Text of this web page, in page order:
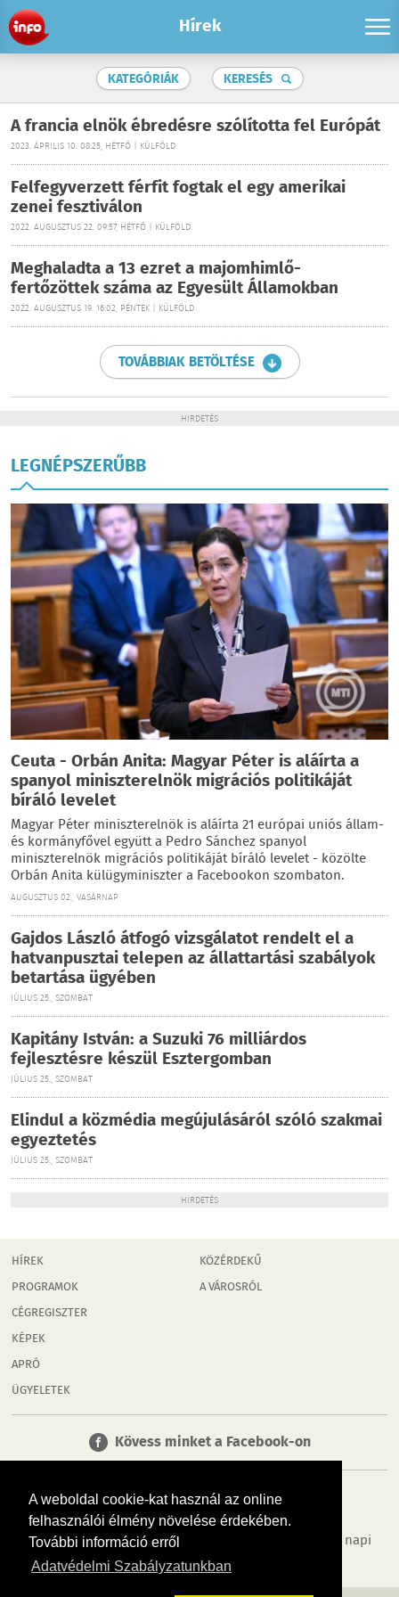
A weboldal cookie-kat használ az online
felhasználói élmény növelése érdekében.
További információ erről
Adatvédelmi Szabályzatunkban
Hírek
KATEGÓRIÁK KERESÉS
A francia elnök ébredésre szólította fel Európát
2023. ÁPRILIS 10. 08:25, HÉTFŐ | KÜLFÖLD
Felfegyverzett férfit fogtak el egy amerikai
zenei fesztiválon
2022. AUGUSZTUS 22. 09:57, HÉTFŐ | KÜLFÖLD
Meghaladta a 13 ezret a majomhimlő-
fertőzöttek száma az Egyesült Államokban
2022. AUGUSZTUS 19. 16:02, PÉNTEK | KÜLFÖLD
TOVÁBBIAK BETÖLTÉSE
HIRDETÉS
LEGNÉPSZERŰBB
Ceuta - Orbán Anita: Magyar Péter is aláírta a
spanyol miniszterelnök migrációs politikáját
bíráló levelet
Magyar Péter miniszterelnök is aláírta 21 európai uniós állam-
és kormányfővel együtt a Pedro Sánchez spanyol
miniszterelnök migrációs politikáját bíráló levelet - közölte
Orbán Anita külügyminiszter a Facebookon szombaton.
AUGUSZTUS 02., VASÁRNAP
Gajdos László átfogó vizsgálatot rendelt el a
hatvanpusztai telepen az állattartási szabályok
betartása ügyében
JÚLIUS 25., SZOMBAT
Kapitány István: a Suzuki 76 milliárdos
fejlesztésre készül Esztergomban
JÚLIUS 25., SZOMBAT
Elindul a közmédia megújulásáról szóló szakmai
egyeztetés
JÚLIUS 25., SZOMBAT
HIRDETÉS
HÍREK
PROGRAMOK
CÉGREGISZTER
KÉPEK
APRÓ
ÜGYELETEK
KÖZÉRDEKŰ
A VÁROSRÓL
Kövess minket a Facebook-on
Tudj meg többet városodról! Hírek, programok, képek, napi
menü, cégek…. és minden, ami Győr